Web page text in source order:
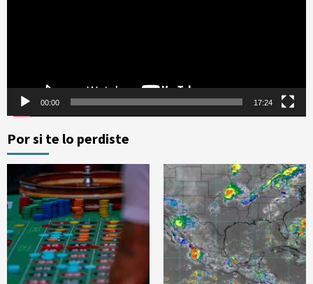
00:00 17:24
Por si te lo perdiste